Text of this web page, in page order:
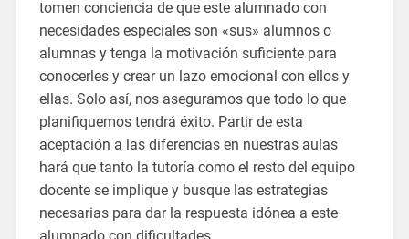
tomen conciencia de que este alumnado con
necesidades especiales son «sus» alumnos o
alumnas y tenga la motivación suficiente para
conocerles y crear un lazo emocional con ellos y
ellas. Solo así, nos aseguramos que todo lo que
planifiquemos tendrá éxito. Partir de esta
aceptación a las diferencias en nuestras aulas
hará que tanto la tutoría como el resto del equipo
docente se implique y busque las estrategias
necesarias para dar la respuesta idónea a este